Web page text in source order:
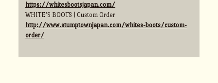
https://whitesbootsjapan.com/
WHITE’S BOOTS | Custom Order
http://www.stumptownjapan.com/whites-boots/custom-
order/